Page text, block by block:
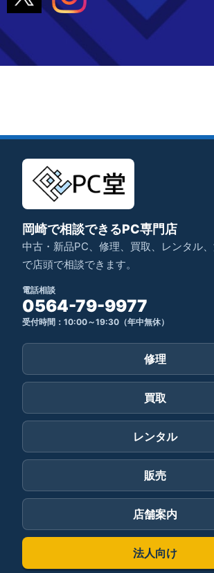
岡崎で相談できるPC専門店
中古・新品PC、修理、買取、レンタル
で店頭で相談できます。
電話相談
0564-79-9977
受付時間：10:00～19:30（年中無休）
修理
買取
レンタル
販売
店舗案内
法人向け